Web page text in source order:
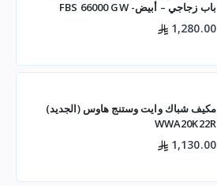
باب زجاجي – أبيض- FBS 66000 GW
1,280.00
مكيف شباك وايت وستنج هاوس (الجديد)
WWA20K22R
1,130.00